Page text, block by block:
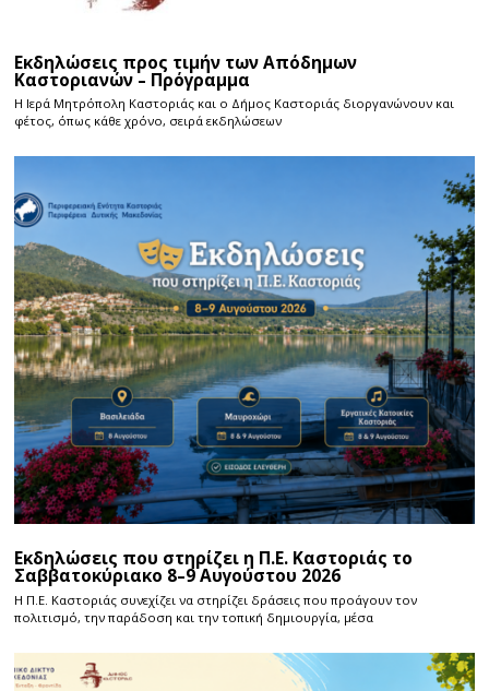
Εκδηλώσεις προς τιμήν των Απόδημων
Καστοριανών – Πρόγραμμα
Η Ιερά Μητρόπολη Καστοριάς και ο Δήμος Καστοριάς διοργανώνουν και
φέτος, όπως κάθε χρόνο, σειρά εκδηλώσεων
Εκδηλώσεις που στηρίζει η Π.Ε. Καστοριάς το
Σαββατοκύριακο 8–9 Αυγούστου 2026
Η Π.E. Καστοριάς συνεχίζει να στηρίζει δράσεις που προάγουν τον
πολιτισμό, την παράδοση και την τοπική δημιουργία, μέσα